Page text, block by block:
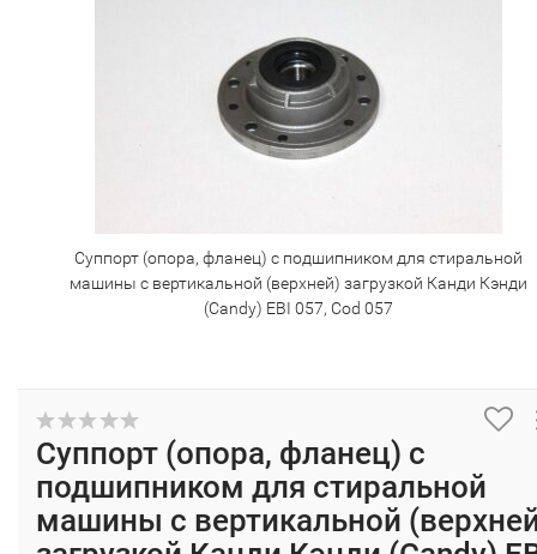
Суппорт (опора, фланец) с подшипником для стиральной
машины с вертикальной (верхней) загрузкой Канди Кэнди
(Candy) EBI 057, Cod 057
Суппорт (опора, фланец) с
подшипником для стиральной
машины с вертикальной